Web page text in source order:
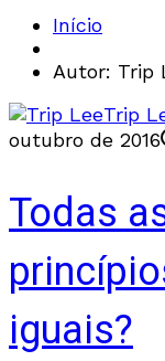
Início
Autor: Trip
Trip
outubro de 2016
Todas
iguais?